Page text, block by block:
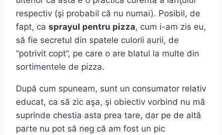
respectiv (şi probabil că nu numai). Posibil, de
fapt, ca sprayul pentru pizza, cum i-am zis eu,
să fie secretul din spatele culorii aurii, de
“potrivit copt”, pe care o are blatul la multe din
sortimentele de pizza.
După cum spuneam, sunt un consumator relativ
educat, ca să zic aşa, şi obiectiv vorbind nu mă
suprinde chestia asta prea tare, dar pe de altă
parte nu pot să neg că am fost un pic